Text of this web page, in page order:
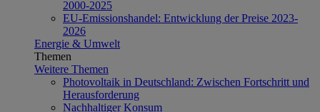
2000-2025
EU-Emissionshandel: Entwicklung der Preise 2023-
2026
Energie & Umwelt
Themen
Weitere Themen
Photovoltaik in Deutschland: Zwischen Fortschritt und
Herausforderung
Nachhaltiger Konsum